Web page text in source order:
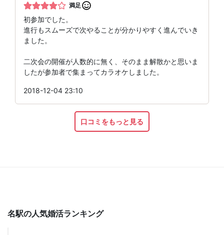
満足
初参加でした。
進行もスムーズで次やることが分かりやすく進んでいき
ました。
二次会の開催が人数的に無く、そのまま解散かと思いま
したが参加者で集まってカラオケしました。
2018-12-04 23:10
口コミをもっと見る
名駅の人気婚活ランキング